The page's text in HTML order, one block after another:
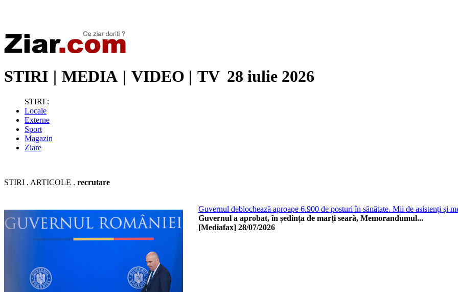
STIRI | MEDIA | VIDEO | TV 28 iulie 2026
STIRI :
Locale
Externe
Sport
Magazin
Ziare
STIRI . ARTICOLE . recrutare
Guvernul deblochează aproape 6.900 de posturi în sănătate. Mii de asistenți și
Guvernul a aprobat, în ședința de marți seară, Memorandumul...
[Mediafax] 28/07/2026